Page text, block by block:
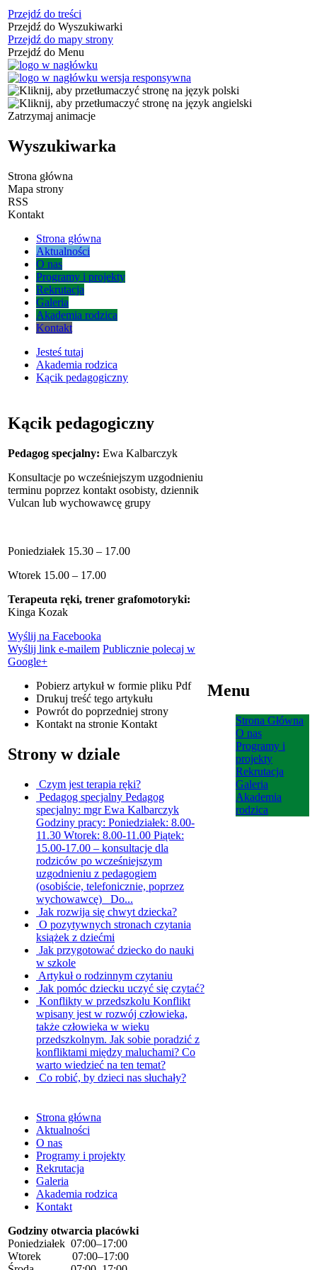
Przejdź do treści
Przejdź do Wyszukiwarki
Przejdź do mapy strony
Przejdź do Menu
Zatrzymaj animacje
Wyszukiwarka
Strona główna
Mapa strony
RSS
Kontakt
Strona główna
Aktualności
O nas
Programy i projekty
Rekrutacja
Galeria
Akademia rodzica
Kontakt
Jesteś tutaj
Akademia rodzica
Kącik pedagogiczny
Kącik pedagogiczny
Pedagog specjalny: Ewa Kalbarczyk
Konsultacje po wcześniejszym uzgodnieniu
terminu poprzez kontakt osobisty, dziennik
Vulcan lub wychowawcę grupy
Poniedziałek 15.30 – 17.00
Wtorek 15.00 – 17.00
Terapeuta ręki, trener grafomotoryki:
Kinga Kozak
Wyślij na Facebooka
Wyślij link e-mailem Publicznie polecaj w
Google+
Pobierz artykuł w formie pliku Pdf
Drukuj treść tego artykułu
Powrót do poprzedniej strony
Kontakt na stronie Kontakt
Strony w dziale
Czym jest terapia ręki?
Pedagog specjalny Pedagog
specjalny: mgr Ewa Kalbarczyk
Godziny pracy: Poniedziałek: 8.00-
11.30 Wtorek: 8.00-11.00 Piątek:
15.00-17.00 – konsultacje dla
rodziców po wcześniejszym
uzgodnieniu z pedagogiem
(osobiście, telefonicznie, poprzez
wychowawcę) Do...
Jak rozwija się chwyt dziecka?
O pozytywnych stronach czytania
książek z dziećmi
Jak przygotować dziecko do nauki
w szkole
Artykuł o rodzinnym czytaniu
Jak pomóc dziecku uczyć się czytać?
Konflikty w przedszkolu Konflikt
wpisany jest w rozwój człowieka,
także człowieka w wieku
przedszkolnym. Jak sobie poradzić z
konfliktami między maluchami? Co
warto wiedzieć na ten temat?
Co robić, by dzieci nas słuchały?
Menu
Strona Główna
O nas
Programy i
projekty
Rekrutacja
Galeria
Akademia
rodzica
Strona główna
Aktualności
O nas
Programy i projekty
Rekrutacja
Galeria
Akademia rodzica
Kontakt
Godziny otwarcia placówki
Poniedziałek 07:00–17:00
Wtorek 07:00–17:00